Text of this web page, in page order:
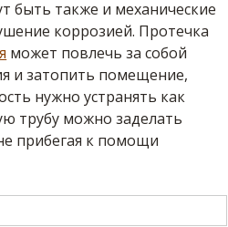
быть также и механические
коррозией. Протечка
может повлечь за собой
и затопить помещение,
нужно устранять как
трубу можно заделать
прибегая к помощи